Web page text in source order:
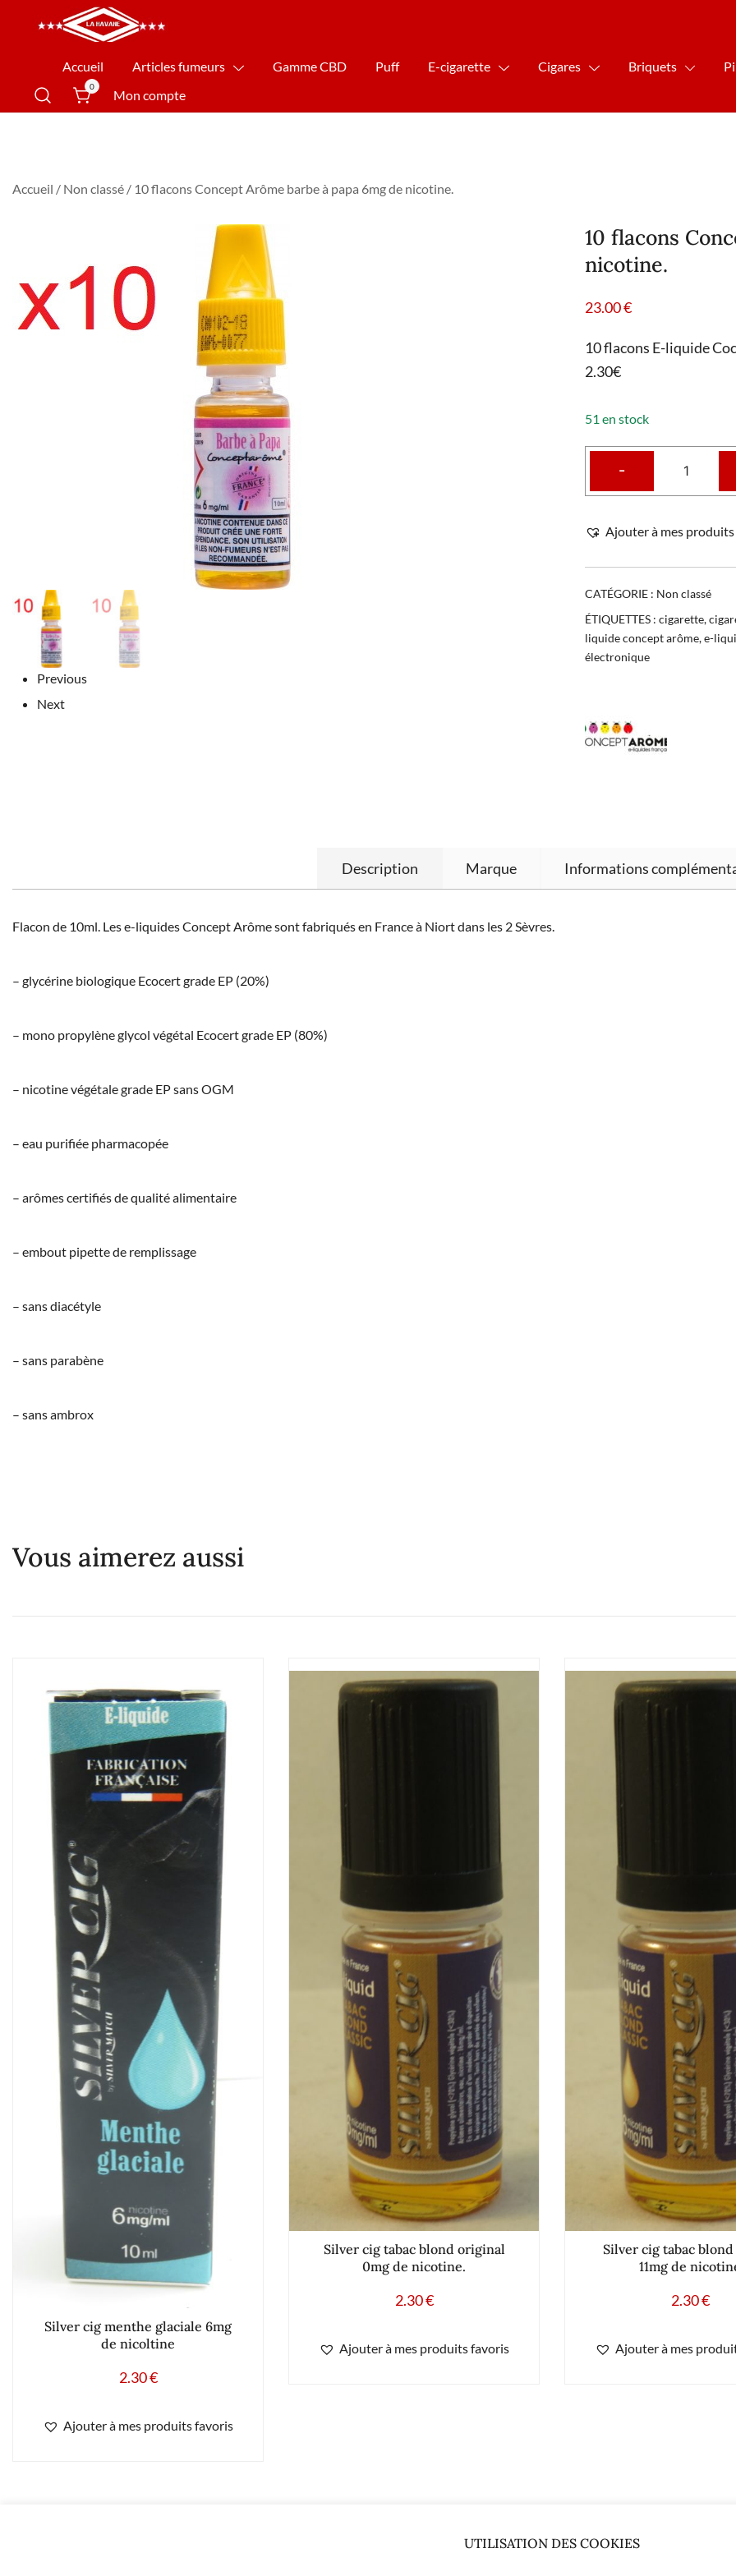
La Havane Nîmes
Accueil Articles fumeurs Gamme CBD Puff E-cigarette Cigares Briquets
0
Mon compte
Accueil / Non classé / 10 flacons Concept Arôme barbe à papa 6mg de nicotine.
Previous
Next
10 flacons
nicotine.
23.00€
10 flacons E-liquide
2.30€
51 en stock
-
Ajouter à mes
CATÉGORIE : Non classé
ÉTIQUETTES : cigarette,
liquide concept arôme,e-
électronique
Description Marque Informations
Flacon de 10ml. Les e-liquides Concept Arôme sont fabriqués en France à Niort dans les 2 Sèvres.
– glycérine biologique Ecocert grade EP (20%)
– mono propylène glycol végétal Ecocert grade EP (80%)
– nicotine végétale grade EP sans OGM
– eau purifiée pharmacopée
– arômes certifiés de qualité alimentaire
– embout pipette de remplissage
– sans diacétyle
– sans parabène
– sans ambrox
Vous aimerez aussi
Silver cig menthe glaciale 6mg
de nicoltine
2.30€
Ajouter à mes produits favoris
Silver cig tabac blond original
0mg de nicotine.
2.30€
Ajouter à mes produits favoris
Silver cig tabac
11mg de
2.30€
Ajouter à mes
UTILISATION DES COOKIES